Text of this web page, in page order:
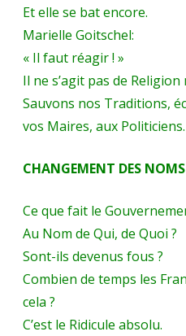
Et elle se bat encore.
Marielle Goitschel:
« Il faut réagir ! »
Il ne s’agit pas de
Sauvons nos Traditions,
vos Maires, aux
CHANGEMENT DES
Ce que fait le
Au Nom de Qui, de Quoi ?
Sont-ils devenus fous ?
Combien de temps les
cela ?
C’est le Ridicule absolu.